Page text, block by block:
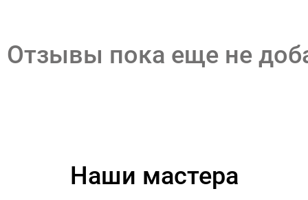
Отзывы пока еще не
Наши мастера